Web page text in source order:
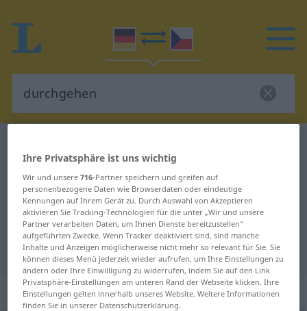
Deutsch-Tschechisch Übersetzung
für "durchgehen"
"durchgehen" Tschechisch
Übersetzung
„durchgehen“: transitives Verb
Ihre Privatsphäre ist uns wichtig
Wir und unsere716-Partner speichern und greifen auf
personenbezogene Daten wie Browserdaten oder eindeutige
Kennungen auf Ihrem Gerät zu. Durch Auswahl von Akzeptieren
aktivieren Sie Tracking-Technologien für die unter „Wir und unsere
Partner verarbeiten Daten, um Ihnen Dienste bereitzustellen“
aufgeführten Zwecke. Wenn Tracker deaktiviert sind, sind manche
Inhalte und Anzeigen möglicherweise nicht mehr so relevant für Sie. Sie
können dieses Menü jederzeit wieder aufrufen, um Ihre Einstellungen zu
ändern oder Ihre Einwilligung zu widerrufen, indem Sie auf den Link
Privatsphäre-Einstellungen am unteren Rand der Webseite klicken. Ihre
Einstellungen gelten innerhalb unseres Website. Weitere Informationen
finden Sie in unserer Datenschutzerklärung.